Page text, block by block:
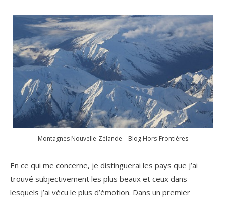
Montagnes Nouvelle-Zélande – Blog Hors-Frontières
En ce qui me concerne, je distinguerai les pays que j’ai
trouvé subjectivement les plus beaux et ceux dans
lesquels j’ai vécu le plus d’émotion. Dans un premier